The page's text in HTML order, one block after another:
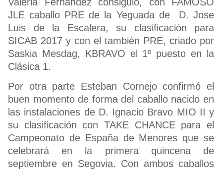
JLE caballo PRE de la Yeguada de D. Jose
Luis de la Escalera, su clasificación para
SICAB 2017 y con el también PRE, criado por
Saskia Mesdag, KBRAVO el 1º puesto en la
Clásica 1.
Por otra parte Esteban Cornejo confirmó el
buen momento de forma del caballo nacido en
las instalaciones de D. Ignacio Bravo MIO II y
su clasificación con TAKE CHANCE para el
Campeonato de España de Menores que se
celebrará en la primera quincena de
septiembre en Segovia. Con ambos caballos